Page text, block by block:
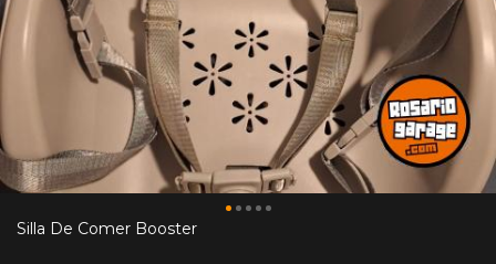
Silla De Comer Booster